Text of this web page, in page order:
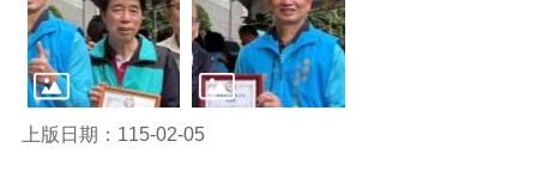
政
府
隱
權
上版日期：115-02-05